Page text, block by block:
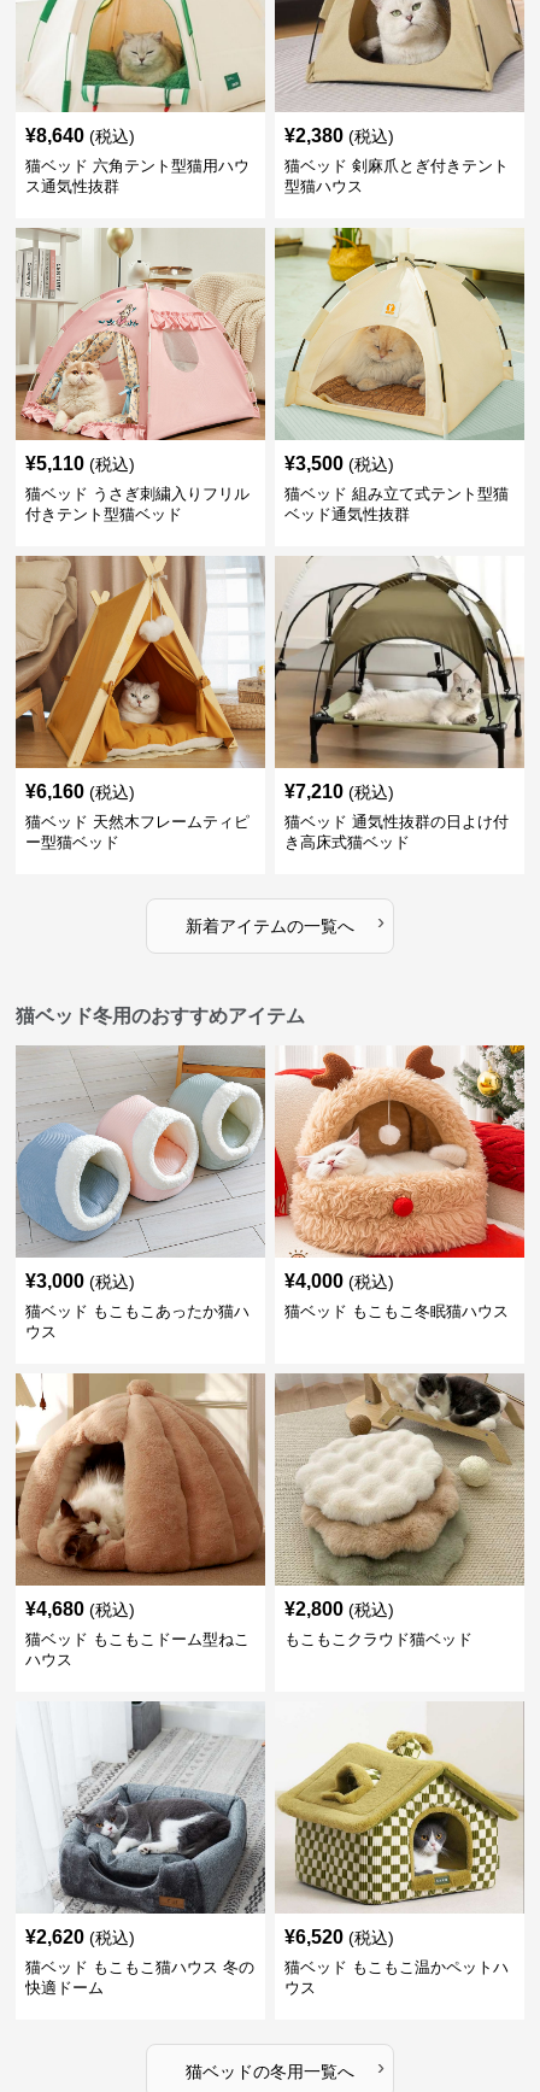
¥8,640 (税込)
猫ベッド 六角テント型猫用ハウ
ス通気性抜群
¥2,380 (税込)
猫ベッド 剣麻爪とぎ付きテント
型猫ハウス
¥5,110 (税込)
猫ベッド うさぎ刺繍入りフリル
付きテント型猫ベッド
¥3,500 (税込)
猫ベッド 組み立て式テント型猫
ベッド通気性抜群
¥6,160 (税込)
猫ベッド 天然木フレームティピ
ー型猫ベッド
¥7,210 (税込)
猫ベッド 通気性抜群の日よけ付
き高床式猫ベッド
新着アイテムの一覧へ ›
猫ベッド冬用のおすすめアイテム
¥3,000 (税込)
猫ベッド もこもこあったか猫ハ
ウス
¥4,000 (税込)
猫ベッド もこもこ冬眠猫ハウス
¥4,680 (税込)
猫ベッド もこもこドーム型ねこ
ハウス
¥2,800 (税込)
もこもこクラウド猫ベッド
¥2,620 (税込)
猫ベッド もこもこ猫ハウス 冬の
快適ドーム
¥6,520 (税込)
猫ベッド もこもこ温かペットハ
ウス
猫ベッドの冬用一覧へ ›